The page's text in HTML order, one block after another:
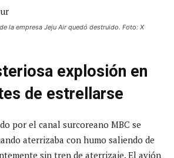
la empresa Jeju Air quedó destruido. Foto: X
explosión en
de estrellarse
por el canal surcoreano MBC se
aterrizaba con humo saliendo de
sin tren de aterrizaje. El avión